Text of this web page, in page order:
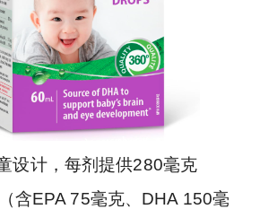
设计，每剂提供280毫克
含EPA 75毫克、DHA 150毫